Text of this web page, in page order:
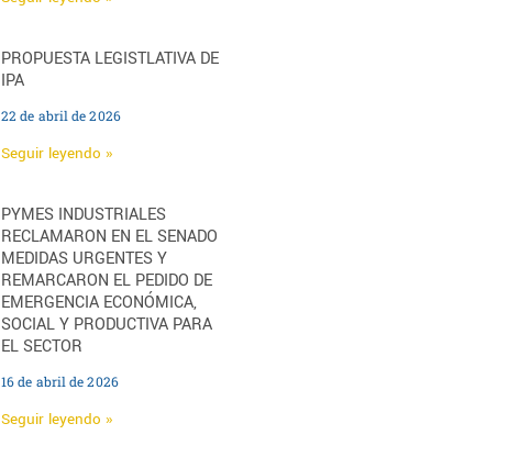
PROPUESTA LEGISTLATIVA DE
IPA
22 de abril de 2026
Seguir leyendo »
PYMES INDUSTRIALES
RECLAMARON EN EL SENADO
MEDIDAS URGENTES Y
REMARCARON EL PEDIDO DE
EMERGENCIA ECONÓMICA,
SOCIAL Y PRODUCTIVA PARA
EL SECTOR
16 de abril de 2026
Seguir leyendo »